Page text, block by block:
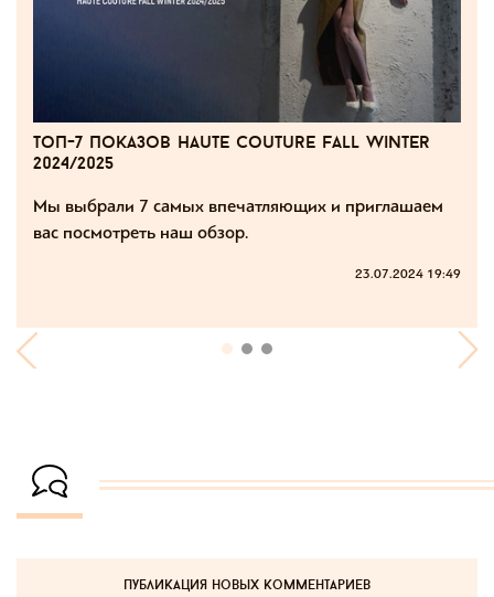
топ-7 показов haute couture fall winter
2024/2025
Мы выбрали 7 самых впечатляющих и приглашаем
вас посмотреть наш обзор.
23.07.2024 19:49
публикация новых комментариев